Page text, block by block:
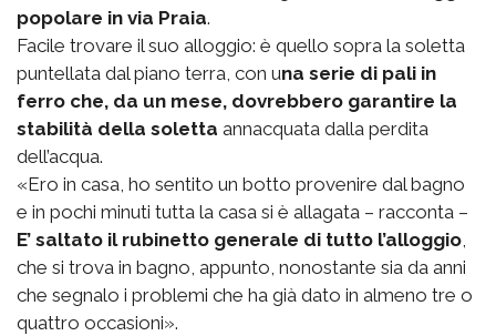
popolare in via Praia.
Facile trovare il suo alloggio: è quello sopra la soletta
puntellata dal piano terra, con una serie di pali in
ferro che, da un mese, dovrebbero garantire la
stabilità della soletta annacquata dalla perdita
dell’acqua.
«Ero in casa, ho sentito un botto provenire dal bagno
e in pochi minuti tutta la casa si è allagata – racconta –
E’ saltato il rubinetto generale di tutto l’alloggio,
che si trova in bagno, appunto, nonostante sia da anni
che segnalo i problemi che ha già dato in almeno tre o
quattro occasioni».